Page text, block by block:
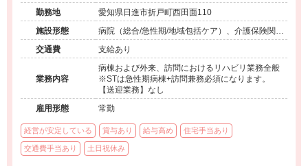
勤務地
愛知県日進市折戸町西田面110
施設形態
病院（総合/急性期/地域包括ケア）、介護保険関連
施設（訪問看護・リハ）、その他（地域包括）
交通費 支給あり
業務内容
病棟および外来、訪問におけるリハビリ業務全般
※STは急性期病棟+訪問兼務必須になります。
【送迎業務】なし
雇用形態
常勤
経営が安定している 賞与あり 給与高め 住宅手当あり
交通費手当あり 土日祝休み